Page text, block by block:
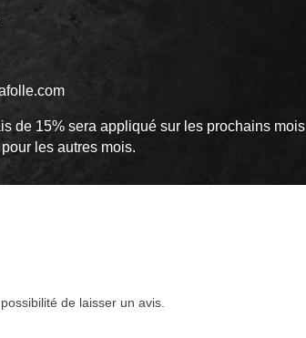
de 15% sera appliqué sur les prochains mois
les autres mois.
de laisser un avis.